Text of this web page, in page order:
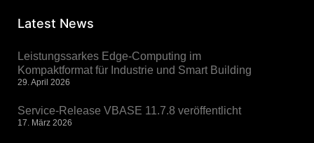
Latest News
Leistungssarkes Edge-Computing im
Kompaktformat für Industrie und Smart Building
29. April 2026
Service-Release VBASE 11.7.8 veröffentlicht
17. März 2026